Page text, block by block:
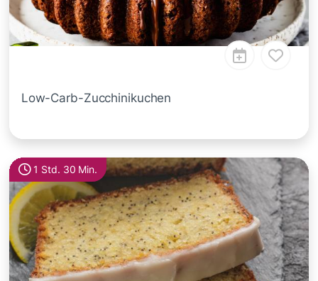
Low-Carb-Zucchinikuchen
1 Std. 30 Min.